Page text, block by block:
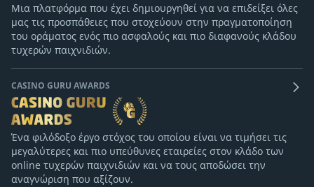
Μια πλατφόρμα που έχει δημιουργηθεί για να επιδείξει όλες
μας τις προσπάθειες που στοχεύουν στην πραγματοποίηση
του οράματος ενός πιο ασφαλούς και πιο διαφανούς κλάδου
τυχερών παιχνιδιών.
CASINO GURU AWARDS
Ένα φιλόδοξο έργο στόχος του οποίου είναι να τιμήσει τις
μεγαλύτερες και πιο υπεύθυνες εταιρείες στον κλάδο των
online τυχερών παιχνιδιών και να τους αποδώσει την
αναγνώριση που αξίζουν.